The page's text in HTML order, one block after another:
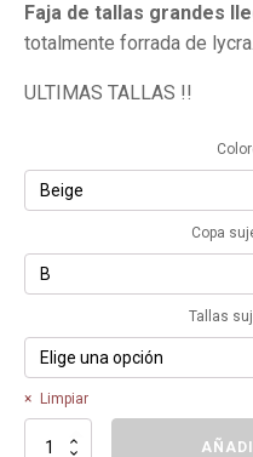
Faja de tallas grandes
totalmente forrada de lycra.
ULTIMAS TALLAS !!
Copa
Tallas
Limpiar
Faja